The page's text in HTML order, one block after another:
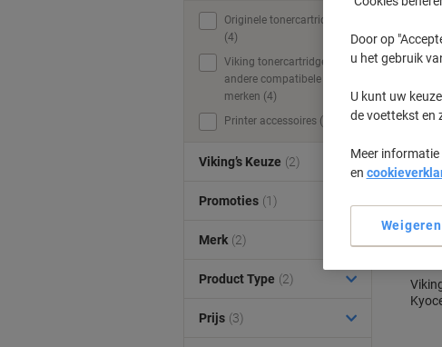
Originele tonercartridges
(4)
Viking tonercartridges &
andere compatibele
merken (4)
Printer accessoires (1)
Viking’s Keuze (2)
Promoties (1)
Merk (2)
Product Type (2)
Prijs (3)
Door op
u het gebruik
U kunt uw
de voettekst en
Meer informatie
en
Weigeren